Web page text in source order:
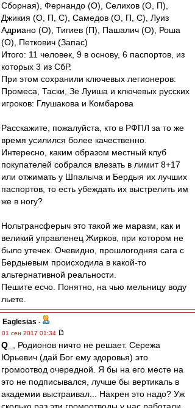
Сборная), Фернандо (О), Селихов (О, П),
Джикия (О, П, С), Самедов (О, П, С), Луиз
Адриано (О), Тигиев (П), Пашалич (О), Роша
(О), Петкович (Запас)
Итого: 11 человек, 9 в основу, 6 паспортов, из
которых 3 из СбР.
При этом сохранили ключевых легионеров:
Промеса, Таски, Зе Луиша и ключевых русских
игроков: Глушакова и Комбарова
Расскажите, пожалуйста, кто в РФПЛ за то же
время усилился более качественно.
Интересно, каким образом местный клуб
покупателей собрался влезать в лимит 8+17
или отжимать у Шпалыча и Бердыя их лучших
паспортов, то есть убеждать их выстрелить им
же в ногу?
Нольтрансферыч это такой же маразм, как и
великий управленец Жирков, при котором не
было утечек. Очевидно, прошлогодняя сага с
Бердыевым происходила в какой-то
альтернативной реальности.
Пешите есчо. Понятно, на чью мельницу воду
льете.
Eaglesias -
01 сен 2017 01:34
Q_
, Родионов ничто не решает. Сережа
Юрьевич (дай Бог ему здоровья) это
громоотвод очередной. Я бы на его месте на
это не подписывался, лучше бы вертикаль в
академии выстраивал... Нахрен это надо? Уж